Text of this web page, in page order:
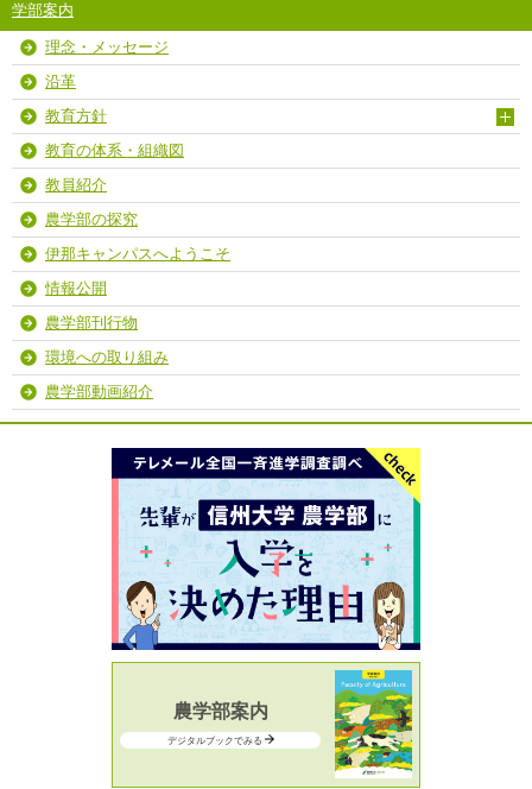
学部案内
理念・メッセージ
沿革
教育方針
教育の体系・組織図
教員紹介
農学部の探究
伊那キャンパスへようこそ
情報公開
農学部刊行物
環境への取り組み
農学部動画紹介
農学部案内
デジタルブックでみる